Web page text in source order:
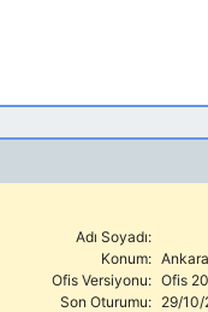
Adı Soyadı:
Konum: Ankara
Ofis Versiyonu: Ofis
Son Oturumu: